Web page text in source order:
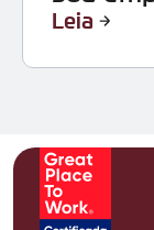
Leia